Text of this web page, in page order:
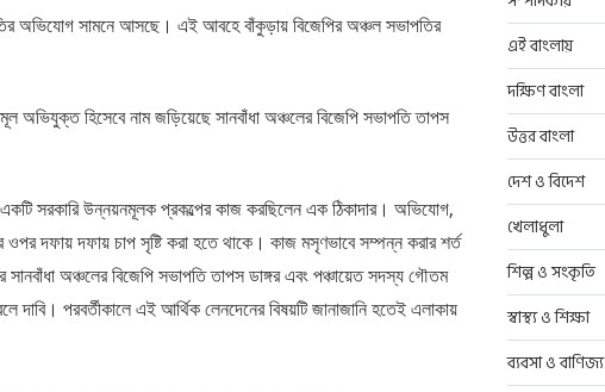
অভিযোগ সামনে আসছে। এই আবহে বাঁকুড়ায় বিজেপির অঞ্চল সভাপতির
অভিযুক্ত হিসেবে নাম জড়িয়েছে সানবাঁধা অঞ্চলের বিজেপি সভাপতি তাপস
সরকারি উন্নয়নমূলক প্রকল্পের কাজ করছিলেন এক ঠিকাদার। অভিযোগ,
দফায় দফায় চাপ সৃষ্টি করা হতে থাকে। কাজ মসৃণভাবে সম্পন্ন করার শর্ত
অঞ্চলের বিজেপি সভাপতি তাপস ডাঙ্গর এবং পঞ্চায়েত সদস্য গৌতম
দাবি। পরবর্তীকালে এই আর্থিক লেনদেনের বিষয়টি জানাজানি হতেই এলাকায়
এই বাংলায়
দক্ষিণ বাংলা
উত্তর বাংলা
দেশ ও বিদেশ
খেলাধুলা
শিল্প ও সংকৃতি
স্বাস্থ্য ও শিক্ষা
ব্যবসা ও বাণিজ্য